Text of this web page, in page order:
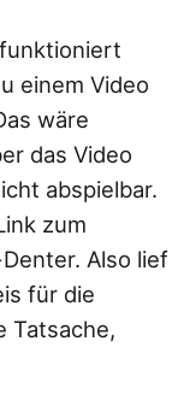
einem Video
wäre
das Video
abspielbar.
zum
Also lief
für die
Tatsache,